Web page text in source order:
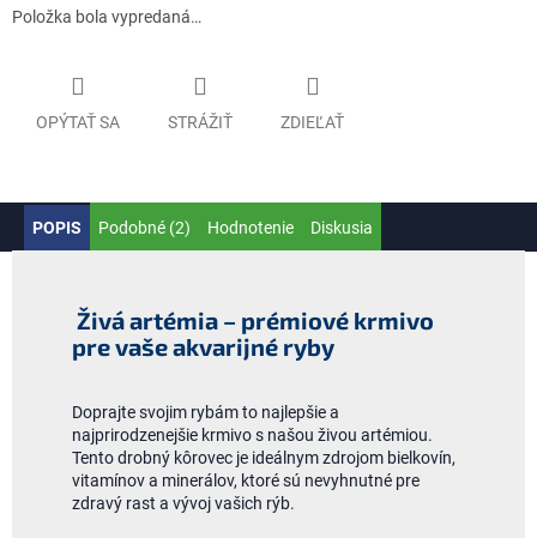
Položka bola vypredaná…
OPÝTAŤ SA STRÁŽIŤ ZDIEĽAŤ
POPIS Podobné (2) Hodnotenie Diskusia
Živá artémia – prémiové krmivo
pre vaše akvarijné ryby
Doprajte svojim rybám to najlepšie a
najprirodzenejšie krmivo s našou živou artémiou.
Tento drobný kôrovec je ideálnym zdrojom bielkovín,
vitamínov a minerálov, ktoré sú nevyhnutné pre
zdravý rast a vývoj vašich rýb.